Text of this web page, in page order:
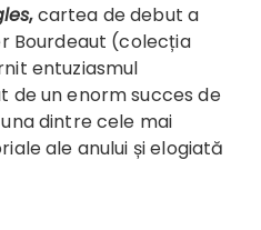
,cartea de debut a
Bourdeaut (colecția
entuziasmul
de un enorm succes de
dintre cele mai
ale anului și elogiată